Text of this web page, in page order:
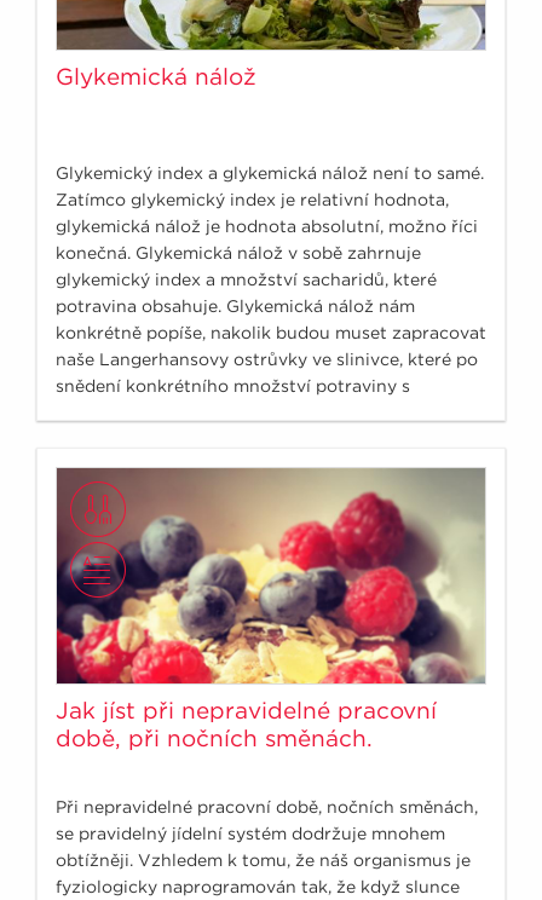
Glykemická nálož
Glykemický index a glykemická nálož není to samé.
Zatímco glykemický index je relativní hodnota,
glykemická nálož je hodnota absolutní, možno říci
konečná. Glykemická nálož v sobě zahrnuje
glykemický index a množství sacharidů, které
potravina obsahuje. Glykemická nálož nám
konkrétně popíše, nakolik budou muset zapracovat
naše Langerhansovy ostrůvky ve slinivce, které po
snědení konkrétního množství potraviny s
Jak jíst při nepravidelné pracovní
době, při nočních směnách.
Při nepravidelné pracovní době, nočních směnách,
se pravidelný jídelní systém dodržuje mnohem
obtížněji. Vzhledem k tomu, že náš organismus je
fyziologicky naprogramován tak, že když slunce